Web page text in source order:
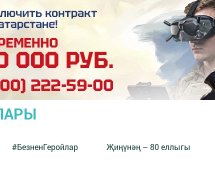
#БезненГеройлар Җиңүнәң – 80 еллыгы